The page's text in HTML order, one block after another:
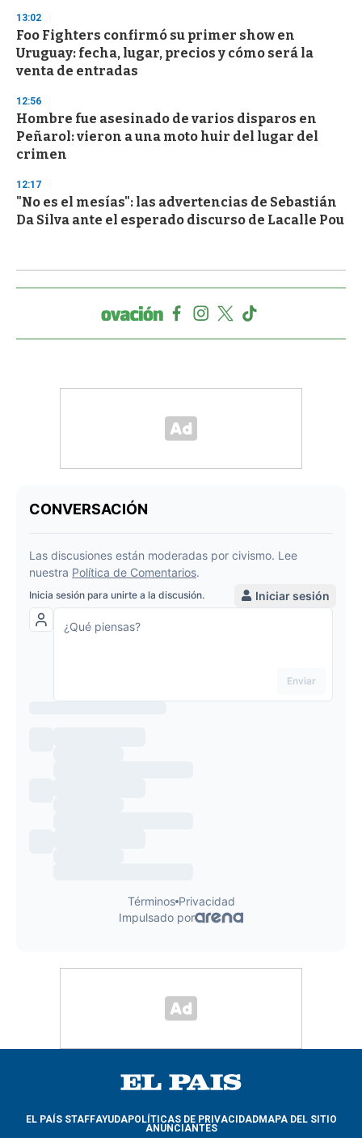
13:02
Foo Fighters confirmó su primer show en
Uruguay: fecha, lugar, precios y cómo será la
venta de entradas
12:56
Hombre fue asesinado de varios disparos en
Peñarol: vieron a una moto huir del lugar del
crimen
12:17
"No es el mesías": las advertencias de Sebastián
Da Silva ante el esperado discurso de Lacalle Pou
EL PAÍS STAFFAYUDAPOLÍTICAS DE PRIVACIDADMAPA DEL SITIO
ANUNCIANTES